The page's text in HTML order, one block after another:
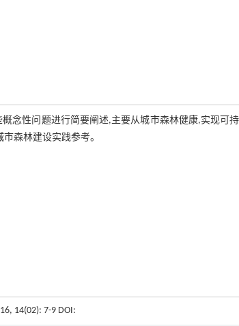
念性问题进行简要阐述,主要从城市森林健康,实现可
森林建设实践参考。
14(02): 7-9 DOI: